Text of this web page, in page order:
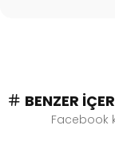
BENZER
Facebook